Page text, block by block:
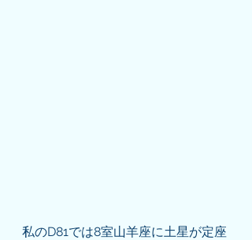
私のD81では8室山羊座に土星が定座